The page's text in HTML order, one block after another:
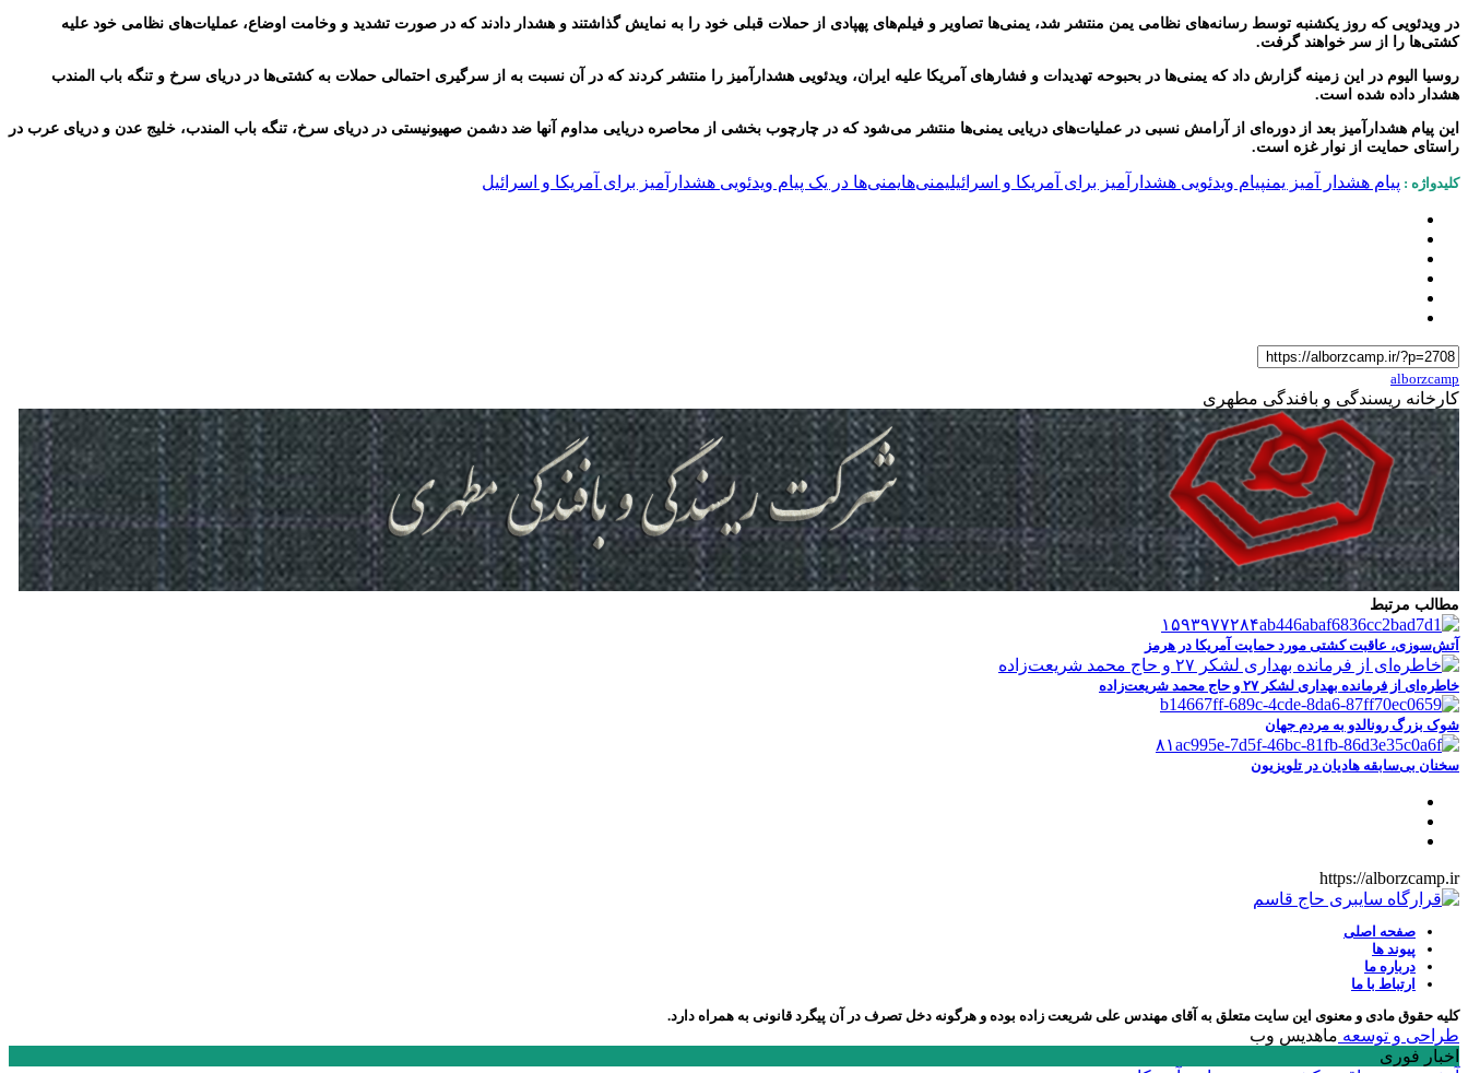
در ویدئویی که روز یکشنبه توسط رسانه‌های نظامی یمن منتشر شد، یمنی‌ها تصاویر و فیلم‌های پهپادی از حملات قبلی خود را به نمایش گذاشتند و هشدار دادند که در صورت تشدید و وخامت اوضاع، عملیات‌های نظامی خود علیه
کشتی‌ها را از سر خواهند گرفت.
روسیا الیوم در این زمینه گزارش داد که یمنی‌ها در بحبوحه تهدیدات و فشارهای آمریکا علیه ایران، ویدئویی هشدارآمیز را منتشر کردند که در آن نسبت به از سرگیری احتمالی حملات به کشتی‌ها در دریای سرخ و تنگه باب المندب
هشدار داده شده است.
این پیام هشدارآمیز بعد از دوره‌ای از آرامش نسبی در عملیات‌های دریایی یمنی‌ها منتشر می‌شود که در چارچوب بخشی از محاصره دریایی مداوم آنها ضد دشمن صهیونیستی در دریای سرخ، تنگه باب المندب، خلیج عدن و دریای عرب در
راستای حمایت از نوار غزه است.
کلیدواژه : پیام هشدار آمیز یمنپیام ویدئویی هشدارآمیز برای آمریکا و اسرائیلیمنی‌هایمنی‌ها در یک پیام ویدئویی هشدارآمیز برای آمریکا و اسرائیل
alborzcamp
کارخانه ریسندگی و بافندگی مطهری
مطالب مرتبط
آتش‌سوزی، عاقبت کشتی مورد حمایت آمریکا در هرمز
خاطره‌ای از فرمانده بهداری لشکر ۲۷ و حاج محمد شریعت‌زاده
شوک بزرگ رونالدو به مردم جهان
سخنان بی‌سابقه هادیان در تلویزیون
https://alborzcamp.ir
صفحه اصلی
پیوند ها
درباره ما
ارتباط با ما
کلیه حقوق مادی و معنوی این سایت متعلق به آقای مهندس علی شریعت زاده بوده و هرگونه دخل تصرف در آن پیگرد قانونی به همراه دارد.
طراحی و توسعه ماهدیس وب
اخبار فوری